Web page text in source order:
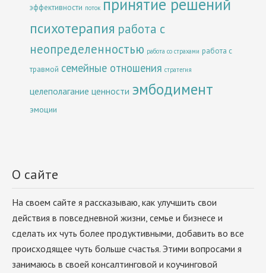
эффективности поток принятие решений
психотерапия работа с
неопределенностью работа со страхами работа с
травмой семейные отношения стратегия
целеполагание ценности эмбодимент
эмоции
О сайте
На своем сайте я рассказываю, как улучшить свои
действия в повседневной жизни, семье и бизнесе и
сделать их чуть более продуктивными, добавить во все
происходящее чуть больше счастья. Этими вопросами я
занимаюсь в своей консалтинговой и коучинговой